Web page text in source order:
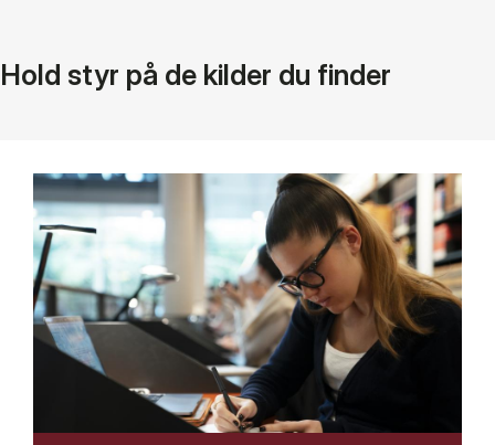
Hold styr på de kilder du finder